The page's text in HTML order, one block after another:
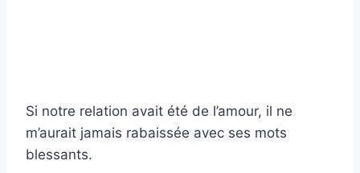
Si notre relation avait été de l’amour, il ne
m’aurait jamais rabaissée avec ses mots
blessants.